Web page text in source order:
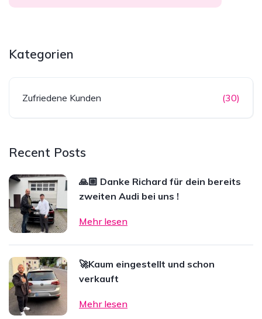
Kategorien
Zufriedene Kunden (30)
Recent Posts
🙏🏼 Danke Richard für dein bereits
zweiten Audi bei uns !
Mehr lesen
🚀Kaum eingestellt und schon
verkauft
Mehr lesen